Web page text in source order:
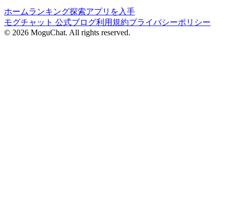
ホームランキング探索アプリを入手
モグチャット 公式ブログ利用規約プライバシーポリシー
© 2026 MoguChat. All rights reserved.